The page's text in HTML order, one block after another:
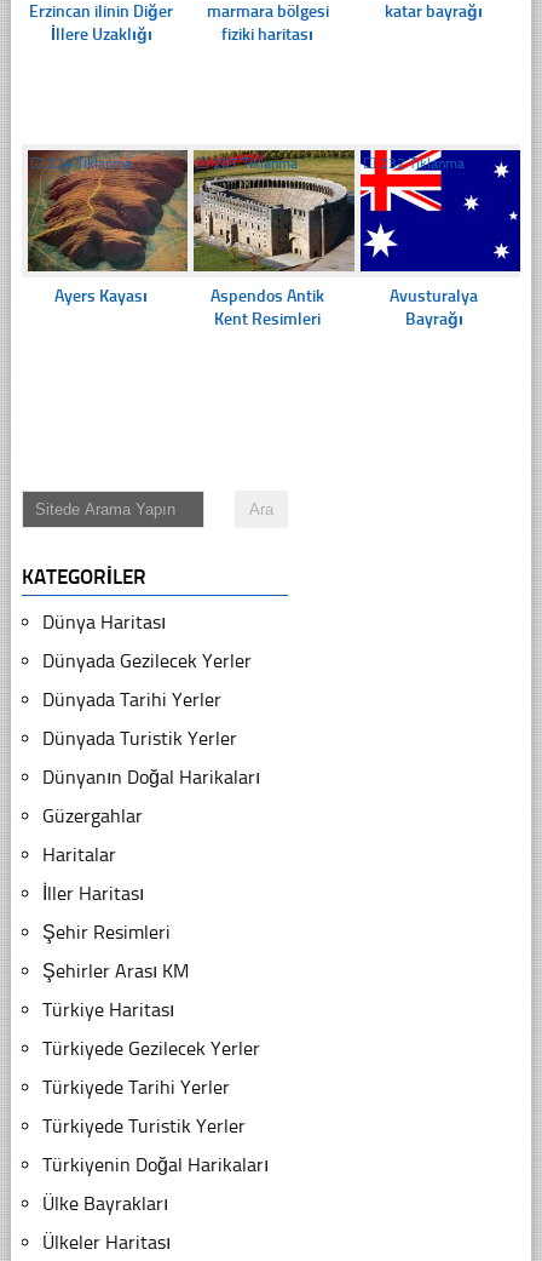
Erzincan ilinin Diğer
İllere Uzaklığı
marmara bölgesi
fiziki haritası
katar bayrağı
☐ 224 Tıklanma
Ayers Kayası
☐207 Tıklanma
Aspendos Antik
Kent Resimleri
☐ 232 Tıklanma
Avusturalya
Bayrağı
KATEGORILER
Dünya Haritası
Dünyada Gezilecek Yerler
Dünyada Tarihi Yerler
Dünyada Turistik Yerler
Dünyanın Doğal Harikaları
Güzergahlar
Haritalar
İller Haritası
Şehir Resimleri
Şehirler Arası KM
Türkiye Haritası
Türkiyede Gezilecek Yerler
Türkiyede Tarihi Yerler
Türkiyede Turistik Yerler
Türkiyenin Doğal Harikaları
Ülke Bayrakları
Ülkeler Haritası